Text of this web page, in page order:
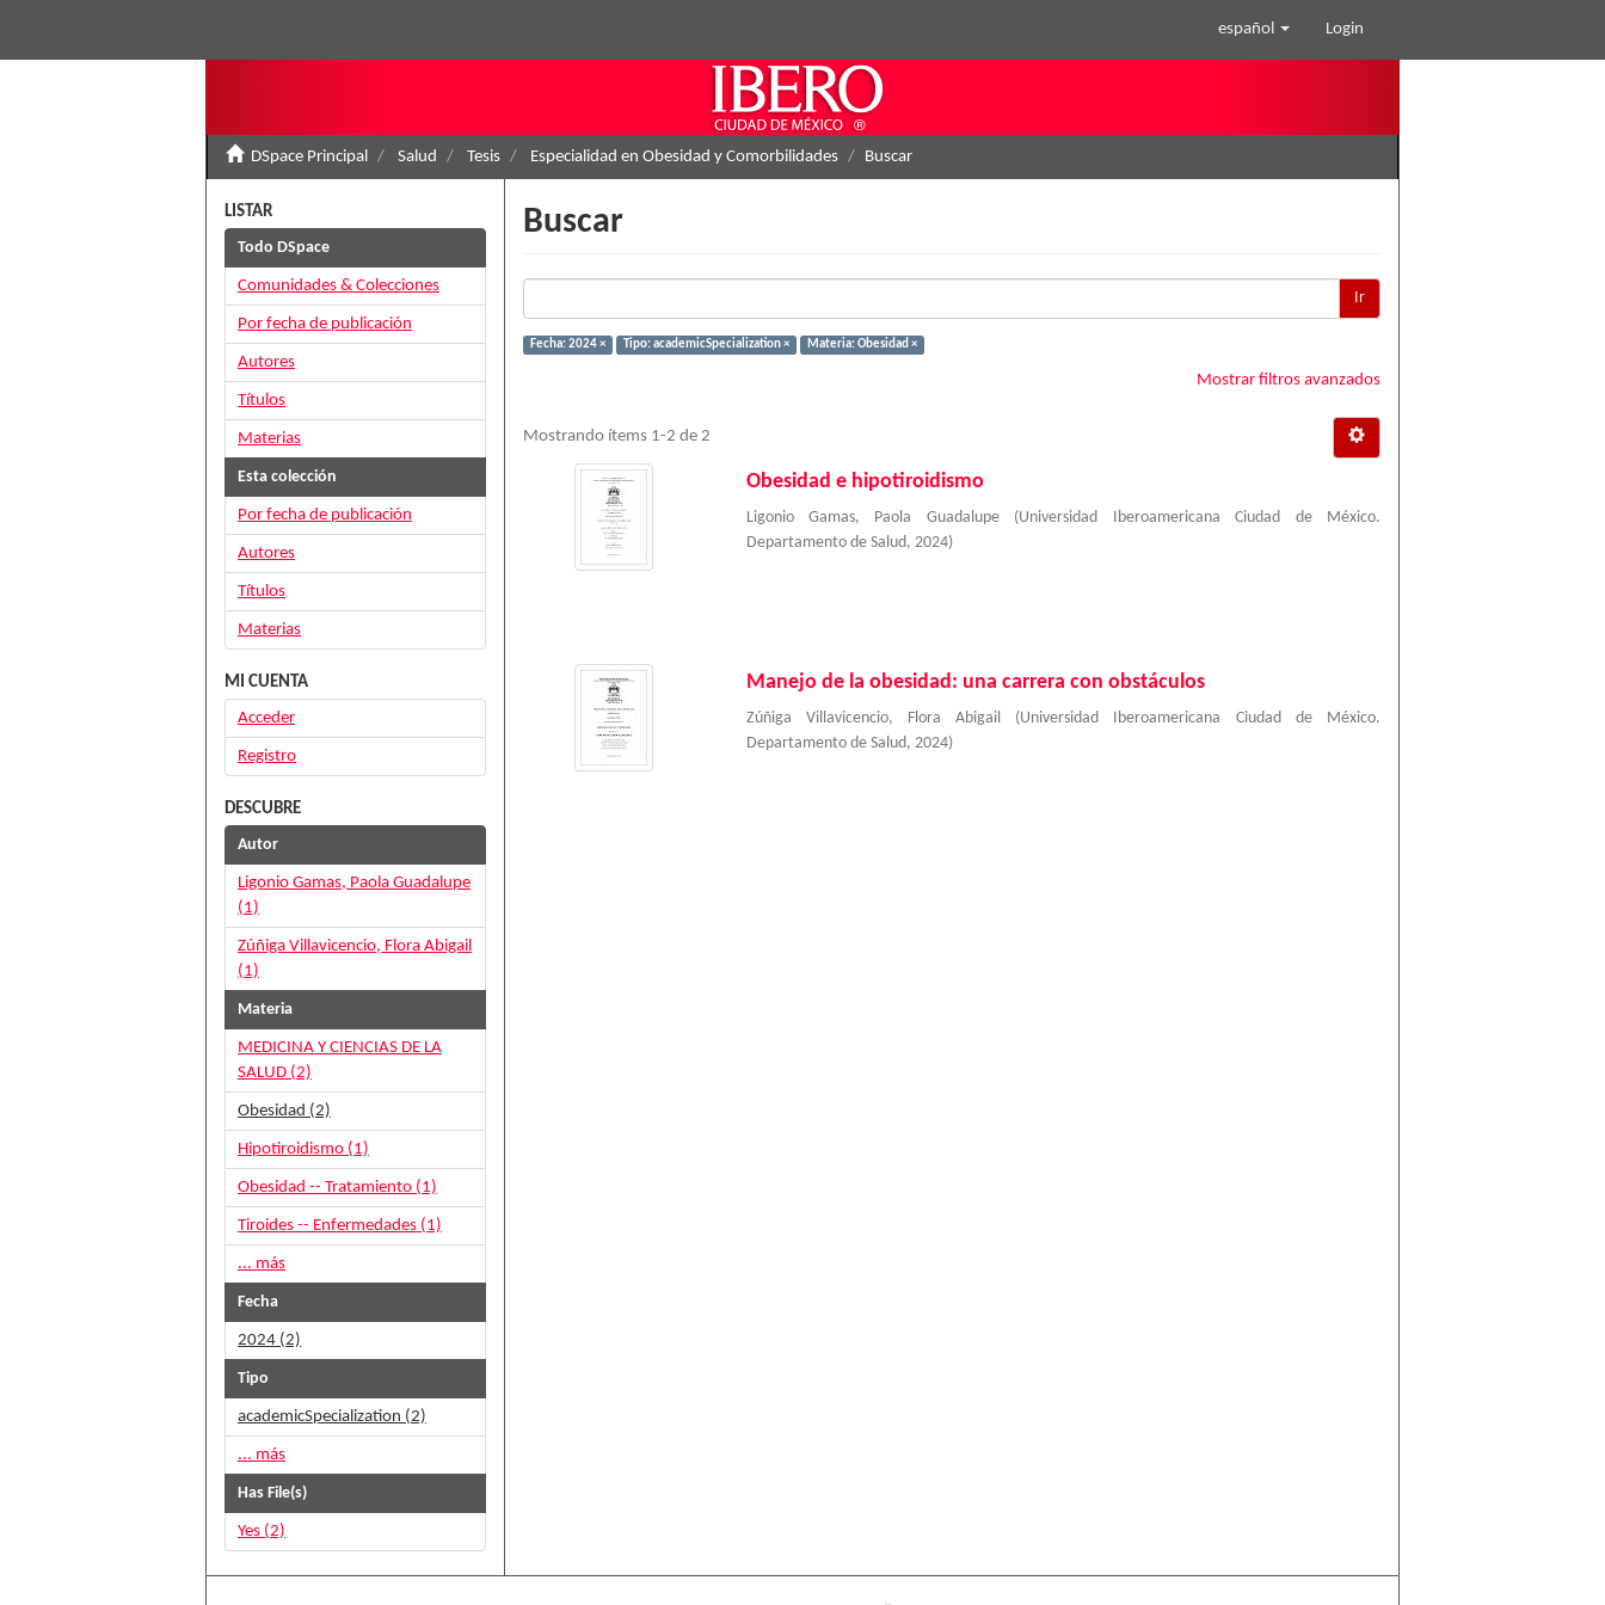
español Login
DSpace Principal Salud Tesis Especialidad en Obesidad y Comorbilidades Buscar
Buscar
Ir
Fecha: 2024 × Tipo: academicSpecialization × Materia: Obesidad ×
Mostrar filtros avanzados
Mostrando ítems 1-2 de 2
Obesidad e hipotiroidismo
Ligonio Gamas, Paola Guadalupe (Universidad Iberoamericana Ciudad de México.
Departamento de Salud, 2024)
Manejo de la obesidad: una carrera con obstáculos
Zúñiga Villavicencio, Flora Abigail (Universidad Iberoamericana Ciudad de México.
Departamento de Salud, 2024)
LISTAR
Todo DSpace
Comunidades & Colecciones
Por fecha de publicación
Autores
Títulos
Materias
Esta colección
Por fecha de publicación
Autores
Títulos
Materias
MI CUENTA
Acceder
Registro
DESCUBRE
Autor
Ligonio Gamas, Paola Guadalupe
(1)
Zúñiga Villavicencio, Flora Abigail
(1)
Materia
MEDICINA Y CIENCIAS DE LA
SALUD (2)
Obesidad (2)
Hipotiroidismo (1)
Obesidad -- Tratamiento (1)
Tiroides -- Enfermedades (1)
... más
Fecha
2024 (2)
Tipo
academicSpecialization (2)
... más
Has File(s)
Yes (2)